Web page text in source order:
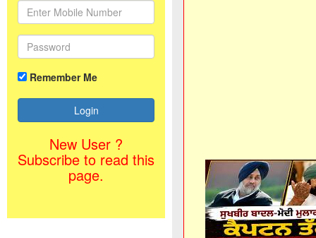
Remember Me
New User ?
Subscribe to read this
page.